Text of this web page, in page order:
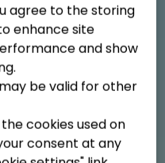
1,2
agree to the storing
enhance site
and show
be valid for other
cookies used on
consent at any